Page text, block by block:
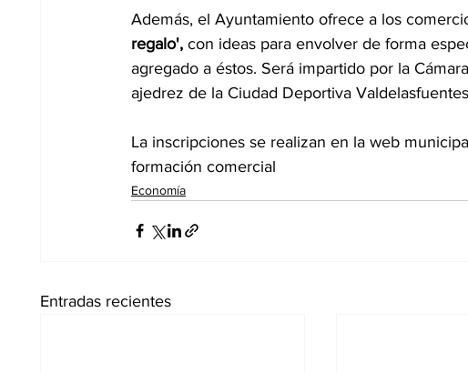
Además, el Ayuntamiento ofrece a los
regalo', con ideas para envolver de forma
agregado a éstos. Será impartido por la
ajedrez de la Ciudad Deportiva
La inscripciones se realizan en la web
formación comercial
Economía
Entradas recientes